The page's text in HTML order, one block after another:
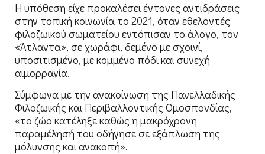
Η υπόθεση είχε προκαλέσει έντονες αντιδράσεις
στην τοπική κοινωνία το 2021, όταν εθελοντές
φιλοζωικού σωματείου εντόπισαν το άλογο, τον
«Άτλαντα», σε χωράφι, δεμένο με σχοινί,
υποσιτισμένο, με κομμένο πόδι και συνεχή
αιμορραγία.
Σύμφωνα με την ανακοίνωση της Πανελλαδικής
Φιλοζωικής και Περιβαλλοντικής Ομοσπονδίας,
«το ζώο κατέληξε καθώς η μακρόχρονη
παραμέλησή του οδήγησε σε εξάπλωση της
μόλυνσης και ανακοπή».